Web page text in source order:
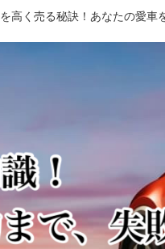
高く売る秘訣！あなたの愛車